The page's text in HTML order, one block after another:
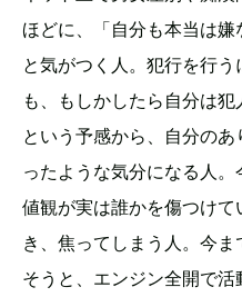
ほどに、「自分も本当は嫌
と気がつく人。犯行を行
も、もしかしたら自分は
という予感から、自分の
ったような気分になる人
値観が実は誰かを傷つけ
き、焦ってしまう人。今
そうと、エンジン全開で